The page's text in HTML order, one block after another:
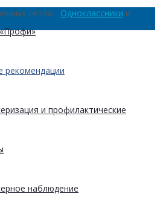
рекомендации
и профилактические
наблюдение
сетях: Одноклассники и